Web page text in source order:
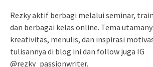
Rezky aktif berbagi melalui seminar,
dan berbagai kelas online. Tema
kreativitas, menulis, dan inspirasi
tulisannya di blog ini dan follow juga IG
@rezky_passionwriter.